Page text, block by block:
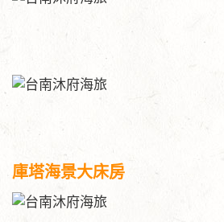
庫塔海景大床房